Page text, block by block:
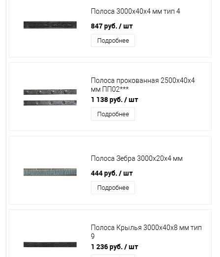
Полоса 3000х40х4 мм тип 4
847 руб. / шт
Подробнее
Полоса прокованная 2500х40х4
мм ПП02***
1 138 руб. / шт
Подробнее
Полоса Зебра 3000х20х4 мм
444 руб. / шт
Подробнее
Полоса Крылья 3000х40х8 мм тип
9
1 236 руб. / шт